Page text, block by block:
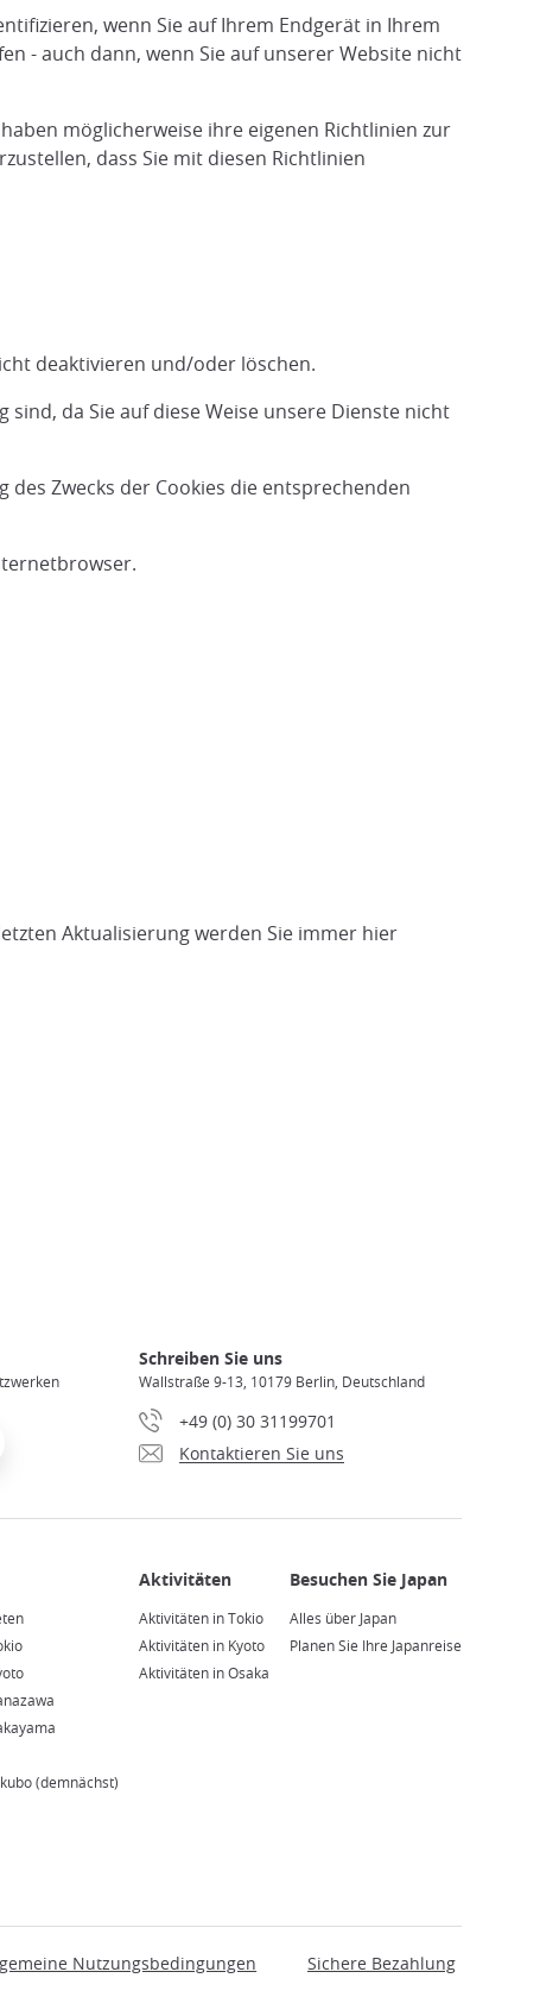
wenn Sie auf Ihrem Endgerät in Ihrem
- auch dann, wenn Sie auf unserer Website nicht
möglicherweise ihre eigenen Richtlinien zur
dass Sie mit diesen Richtlinien
deaktivieren und/oder löschen.
da Sie auf diese Weise unsere Dienste nicht
Zwecks der Cookies die entsprechenden
Aktualisierung werden Sie immer hier
Schreiben Sie uns
Wallstraße 9-13, 10179 Berlin, Deutschland
+49 (0) 30 31199701
Kontaktieren Sie uns
(demnächst)
Aktivitäten in Tokio
Aktivitäten in Kyoto
Aktivitäten in Osaka
Alles über Japan
Planen Sie Ihre Japanreise
Nutzungsbedingungen Sichere Bezahlung